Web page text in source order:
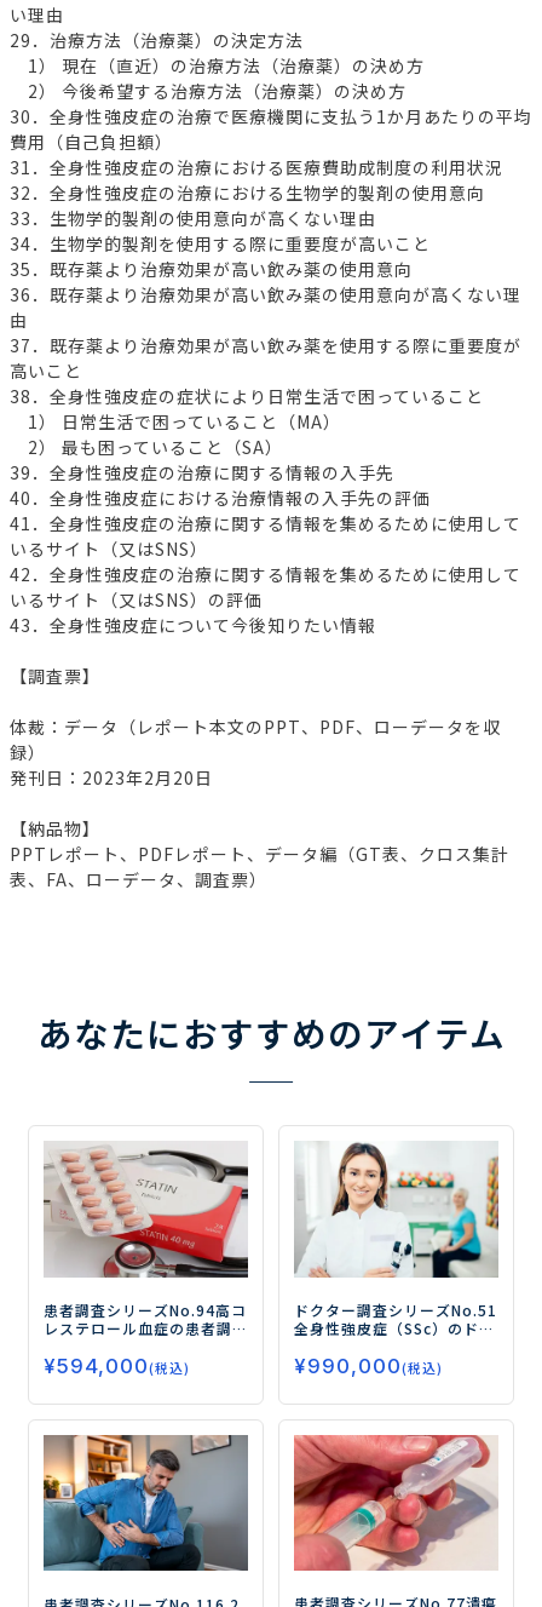
い理由
29．治療方法（治療薬）の決定方法
1） 現在（直近）の治療方法（治療薬）の決め方
2） 今後希望する治療方法（治療薬）の決め方
30．全身性強皮症の治療で医療機関に支払う1か月あたりの平均
費用（自己負担額）
31．全身性強皮症の治療における医療費助成制度の利用状況
32．全身性強皮症の治療における生物学的製剤の使用意向
33．生物学的製剤の使用意向が高くない理由
34．生物学的製剤を使用する際に重要度が高いこと
35．既存薬より治療効果が高い飲み薬の使用意向
36．既存薬より治療効果が高い飲み薬の使用意向が高くない理
由
37．既存薬より治療効果が高い飲み薬を使用する際に重要度が
高いこと
38．全身性強皮症の症状により日常生活で困っていること
1） 日常生活で困っていること（MA）
2） 最も困っていること（SA）
39．全身性強皮症の治療に関する情報の入手先
40．全身性強皮症における治療情報の入手先の評価
41．全身性強皮症の治療に関する情報を集めるために使用して
いるサイト（又はSNS）
42．全身性強皮症の治療に関する情報を集めるために使用して
いるサイト（又はSNS）の評価
43．全身性強皮症について今後知りたい情報
【調査票】
体裁：データ（レポート本文のPPT、PDF、ローデータを収
録）
発刊日：2023年2月20日
【納品物】
PPTレポート、PDFレポート、データ編（GT表、クロス集計
表、FA、ローデータ、調査票）
あなたにおすすめのアイテム
患者調査シリーズNo.94高コ
レステロール血症の患者調
く、不安（リスク）を感じ
ている／新薬ニーズが高い
のは若年層！―
¥594,000(税込)
ドクター調査シリーズNo.51
全身性強皮症（SSc）のドク
の治療実態と評価、開発中
の生物学的製剤へのニーズ
を探る―
¥990,000(税込)
患者調査シリーズNo.77潰瘍